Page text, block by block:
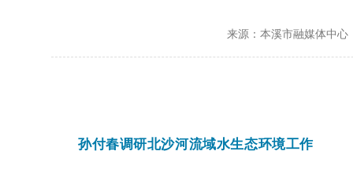
来源：本溪市融媒体中心
孙付春调研北沙河流域水生态环境工作